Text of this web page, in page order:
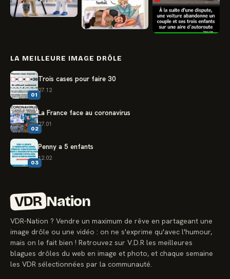
LA MEILLEURE IMAGE DRÔLE
01
Trois cases pour faire 30
07.12
02
La France face au coronavirus
27.01
03
Penny a 5 enfants
12.02
VDR Nation
VDR-Nation ? Vendre un maximum de rêve en partageant une
image drôle ou une vidéo : on ne s'exprime qu'avec l'humour,
mais on le fait bien ! Retrouvez sur V.D.R les meilleures
blagues drôles du web en image et photo, et chaque semaine
les VDR sélectionnées par la communauté.